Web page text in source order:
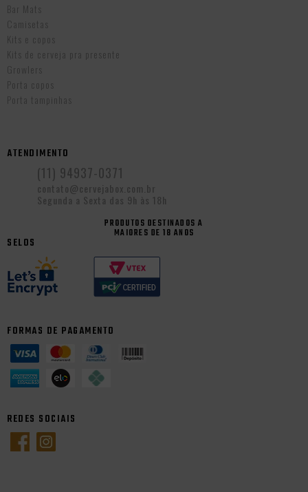
Bar Mats
Camisetas
Kits e copos
Kits de cerveja pra presente
Growlers
Porta copos
Porta tampinhas
ATENDIMENTO
(11) 94937-0371
contato@cervejabox.com.br
Segunda a Sexta das 9h às 18h
PRODUTOS DESTINADOS A
MAIORES DE 18 ANOS
SELOS
FORMAS DE PAGAMENTO
REDES SOCIAIS